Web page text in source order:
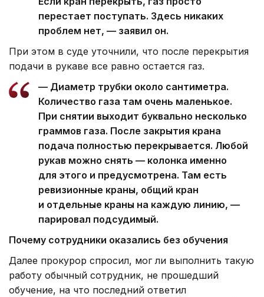
перестает поступать. Здесь никаких
проблем нет, — заявил он.
При этом в суде уточнили, что после перекрытия
подачи в рукаве все равно остается газ.
— Диаметр трубки около сантиметра.
Количество газа там очень маленькое.
При снятии выходит буквально несколько
граммов газа. После закрытия крана
подача полностью перекрывается. Любой
рукав можно снять — колонка именно
для этого и предусмотрена. Там есть
ревизионные краны, общий кран
и отдельные краны на каждую линию, —
парировал подсудимый.
Почему сотрудники оказались без обучения
Далее прокурор спросил, мог ли выполнить такую
работу обычный сотрудник, не прошедший
обучение, на что последний ответил